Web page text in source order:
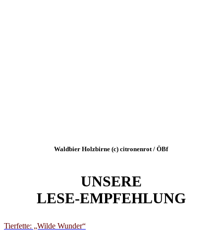
Waldbier Holzbirne (c) citronenrot / ÖBf
UNSERE
LESE-EMPFEHLUNG
Tierfette: „Wilde Wunder“